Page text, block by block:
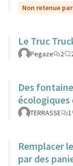
Non retenue
Le Truc
Pegaze 2
Des
écologiques
TERRASSE 1
Remplacer
par des